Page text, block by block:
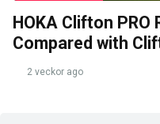
HOKA Clifton PRO
Compared with
2 veckor ago